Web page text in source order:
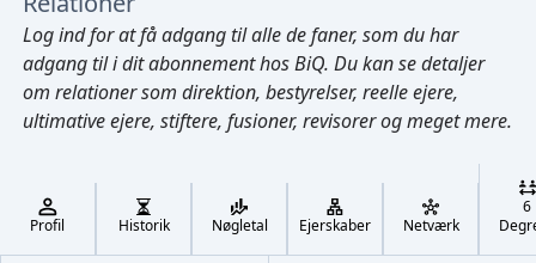
Cmd/Ctrl + K
Log indfor at få adgang til alle de faner, som du har
adgang til i dit abonnement hos BiQ. Du kan se detaljer
om relationer som direktion, bestyrelser, reelle ejere,
ultimative ejere, stiftere, fusioner, revisorer og meget mere.
Profil Historik Nøgletal Ejerskaber Netværk
6